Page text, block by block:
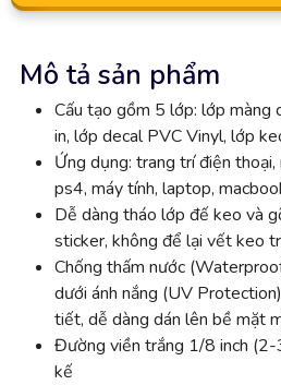
Mô tả sản phẩm
Cấu tạo gồm 5 lớp: lớp màng
in, lớp decal PVC Vinyl, lớp
Ứng dụng: trang trí điện
ps4, máy tính, laptop,
Dễ dàng tháo lớp đế keo và
sticker, không để lại vết keo
Chống thấm nước
dưới ánh nắng (UV
tiết, dễ dàng dán lên bề mặt
Đường viền trắng 1/8 inch
kế